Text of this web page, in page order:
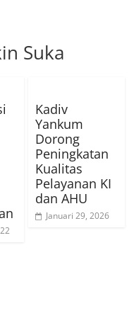
Suka
Kadiv
Yankum
Dorong
Peningkatan
Kualitas
Pelayanan KI
dan AHU
Januari 29, 2026